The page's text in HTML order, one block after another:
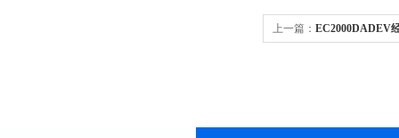
上一篇： EC2000DADEV